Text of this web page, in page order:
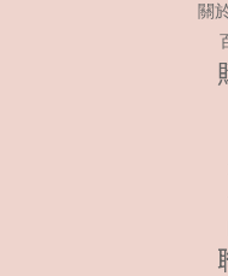
之前一直用Noodle &
關